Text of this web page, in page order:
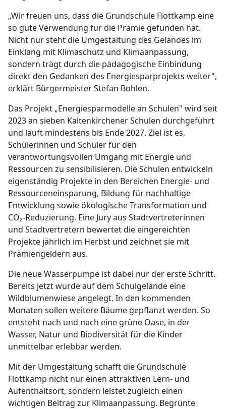
„Wir freuen uns, dass die Grundschule Flottkamp eine
so gute Verwendung für die Prämie gefunden hat.
Nicht nur steht die Umgestaltung des Geländes im
Einklang mit Klimaschutz und Klimaanpassung,
sondern trägt durch die pädagogische Einbindung
direkt den Gedanken des Energiesparprojekts weiter",
erklärt Bürgermeister Stefan Bohlen.
Das Projekt „Energiesparmodelle an Schulen" wird seit
2023 an sieben Kaltenkirchener Schulen durchgeführt
und läuft mindestens bis Ende 2027. Ziel ist es,
Schülerinnen und Schüler für den
verantwortungsvollen Umgang mit Energie und
Ressourcen zu sensibilisieren. Die Schulen entwickeln
eigenständig Projekte in den Bereichen Energie- und
Ressourceneinsparung, Bildung für nachhaltige
Entwicklung sowie ökologische Transformation und
CO₂-Reduzierung. Eine Jury aus Stadtvertreterinnen
und Stadtvertretern bewertet die eingereichten
Projekte jährlich im Herbst und zeichnet sie mit
Prämiengeldern aus.
Die neue Wasserpumpe ist dabei nur der erste Schritt.
Bereits jetzt wurde auf dem Schulgelände eine
Wildblumenwiese angelegt. In den kommenden
Monaten sollen weitere Bäume gepflanzt werden. So
entsteht nach und nach eine grüne Oase, in der
Wasser, Natur und Biodiversität für die Kinder
unmittelbar erlebbar werden.
Mit der Umgestaltung schafft die Grundschule
Flottkamp nicht nur einen attraktiven Lern- und
Aufenthaltsort, sondern leistet zugleich einen
wichtigen Beitrag zur Klimaanpassung. Begrünte